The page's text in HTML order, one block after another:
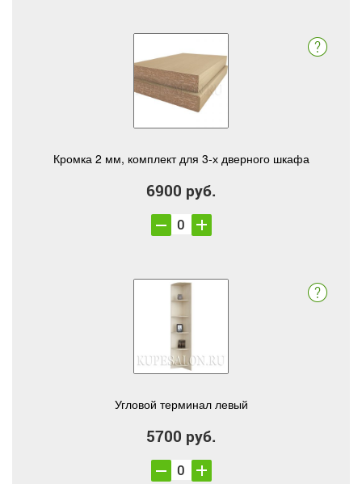
Кромка 2 мм, комплект для 3-х дверного шкафа
6900 руб.
Угловой терминал левый
5700 руб.